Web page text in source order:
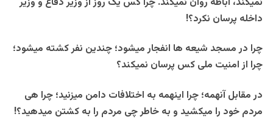
داخله پرسان نکرد؟!
چرا در مسجد شیعه ها انفجار میشود؛ چندین نفر کشته میشود؛
چرا از امنیت ملی کس پرسان نمیکند؟
در مقابل آنهمه؛ چرا اینهمه به اختلافات دامن میزنید؛ چرا هی
مردم خود را میکشید و به خاطر چی مردم را به کشتن میدهید؟!